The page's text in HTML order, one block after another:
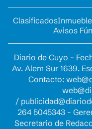
Clasificados
Avisos
Diario de Cuyo -
Av. Alem Sur 1639.
Contacto:
/
264 5045343 -
Secretario de